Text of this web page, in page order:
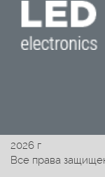
2026 г
Все права